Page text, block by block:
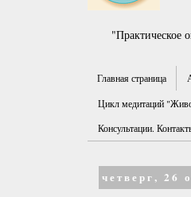
"Практическое
Главная страница
Цикл медитаций
Консультации.
четверг, 26